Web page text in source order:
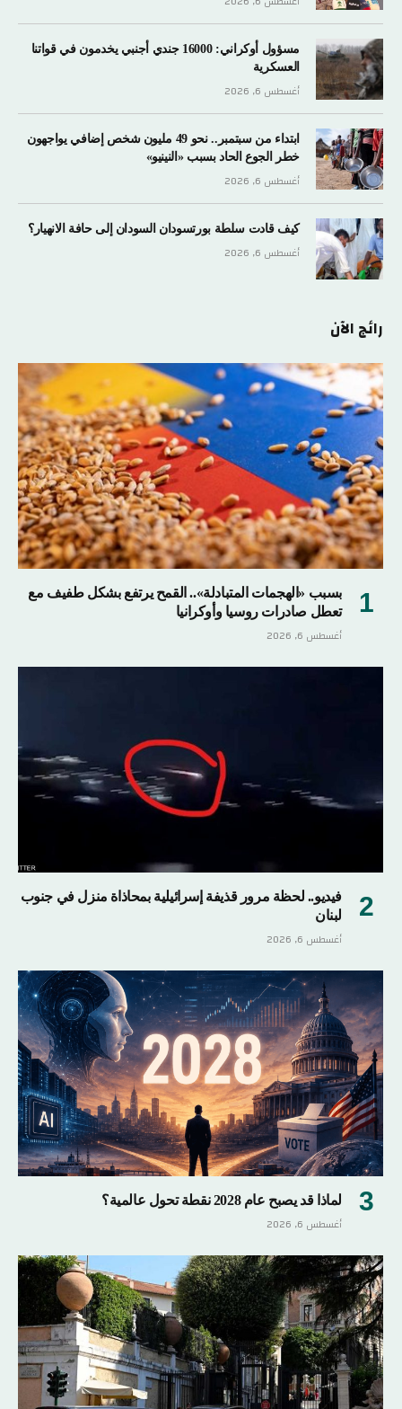
مسؤول أوكراني: 16000 جندي أجنبي يخدمون في قواتنا
العسكرية
أغسطس 6, 2026
ابتداء من سبتمبر.. نحو 49 مليون شخص إضافي يواجهون
خطر الجوع الحاد بسبب «النينيو»
أغسطس 6, 2026
كيف قادت سلطة بورتسودان السودان إلى حافة الانهيار؟
أغسطس 6, 2026
رائج الآن
بسبب «الهجمات المتبادلة».. القمح يرتفع بشكل طفيف مع
تعطل صادرات روسيا وأوكرانيا
أغسطس 6, 2026
فيديو.. لحظة مرور قذيفة إسرائيلية بمحاذاة منزل في جنوب
لبنان
أغسطس 6, 2026
لماذا قد يصبح عام 2028 نقطة تحول عالمية؟
أغسطس 6, 2026